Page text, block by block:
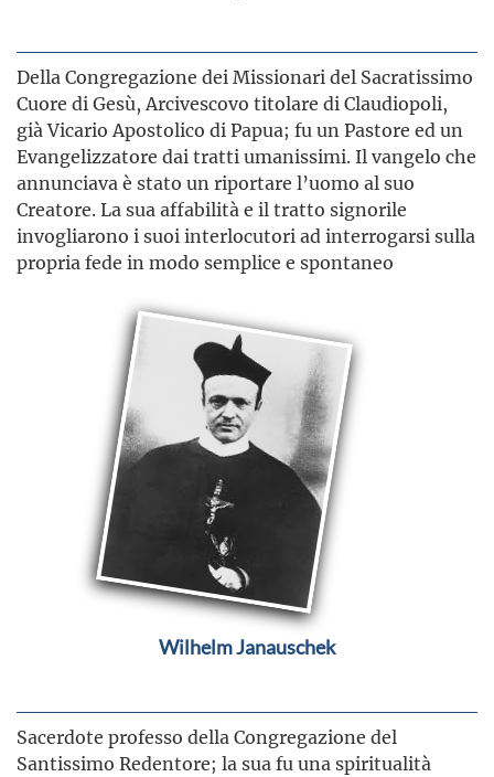
Della Congregazione dei Missionari del Sacratissimo
Cuore di Gesù, Arcivescovo titolare di Claudiopoli,
già Vicario Apostolico di Papua; fu un Pastore ed un
Evangelizzatore dai tratti umanissimi. Il vangelo che
annunciava è stato un riportare l’uomo al suo
Creatore. La sua affabilità e il tratto signorile
invogliarono i suoi interlocutori ad interrogarsi sulla
propria fede in modo semplice e spontaneo
Wilhelm Janauschek
Sacerdote professo della Congregazione del
Santissimo Redentore; la sua fu una spiritualità